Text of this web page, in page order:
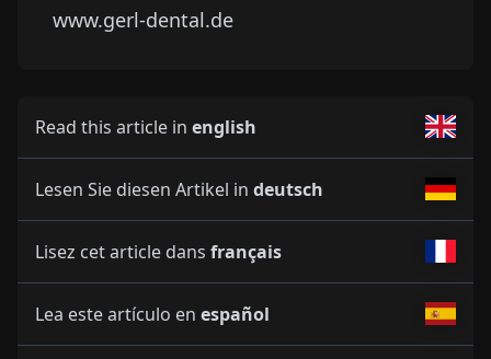
www.gerl-dental.de
Read this article in english
Lesen Sie diesen Artikel in deutsch
Lisez cet article dans français
Lea este artículo en español